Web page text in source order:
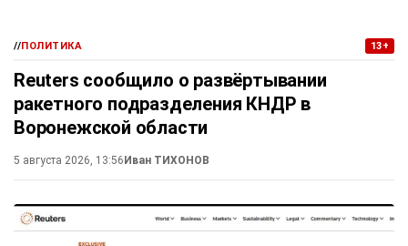
//ПОЛИТИКА 13+
Reuters сообщило о развёртывании
ракетного подразделения КНДР в
Воронежской области
5 августа 2026, 13:56Иван ТИХОНОВ